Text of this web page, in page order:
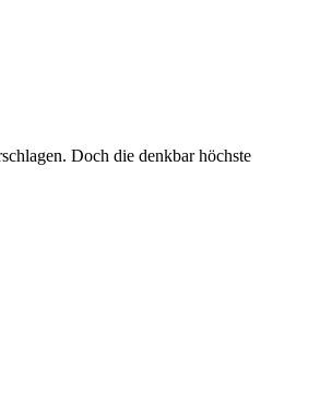
Doch die denkbar höchste